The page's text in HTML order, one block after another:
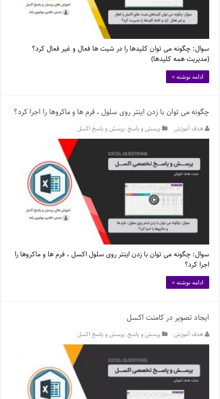
سوال: چگونه می توان کلیدها را در شیت ها فعال و غیر فعال کرد؟
(مدیریت همه کلیدها)
ادامه نوشته »
چگونه می توان با زدن اینتر روی سلول ، فرم ها و ماکروها را اجرا کرد؟
هدف آموزش پرسش و پاسخ,پرسش و پاسخ اکسل
سوال: چگونه می توان با زدن اینتر روی سلول اکسل ، فرم ها و ماکروها را
اجرا کرد؟
ادامه نوشته »
ایجاد تصویر در کامنت اکسل
هدف آموزش پرسش و پاسخ,پرسش و پاسخ اکسل